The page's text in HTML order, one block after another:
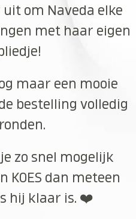
uit om Naveda elke
met haar eigen
maar een mooie
bestelling volledig
zo snel mogelijk
KOES dan meteen
hij klaar is. ❤️